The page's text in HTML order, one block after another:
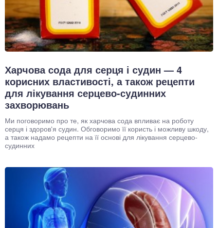
Харчова сода для серця і судин — 4
корисних властивості, а також рецепти
для лікування серцево-судинних
захворювань
Ми поговоримо про те, як харчова сода впливає на роботу
серця і здоров'я судин. Обговоримо її користь і можливу шкоду,
а також надамо рецепти на її основі для лікування серцево-
судинних